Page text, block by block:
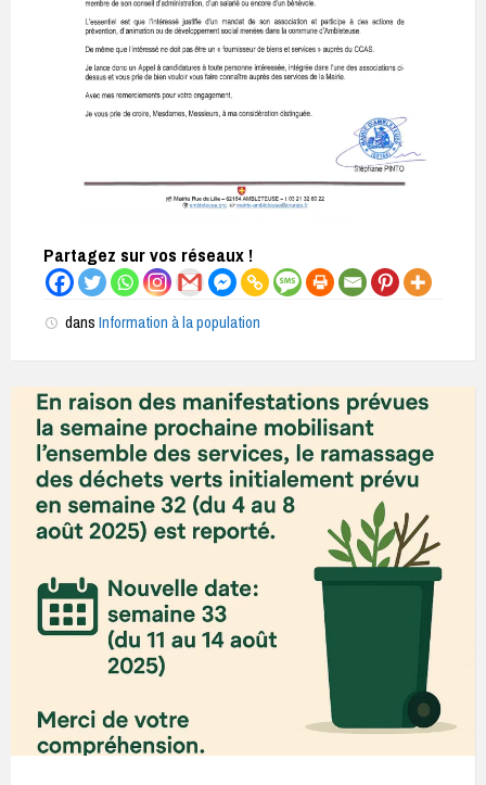
Partagez sur vos réseaux !
dans Information à la population